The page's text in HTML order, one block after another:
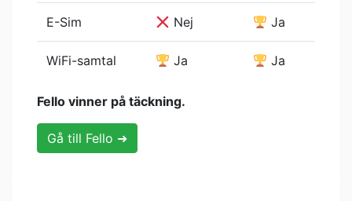
E-Sim Nej Ja
WiFi-samtal Ja Ja
Fello vinner på täckning.
Gå till Fello ➜